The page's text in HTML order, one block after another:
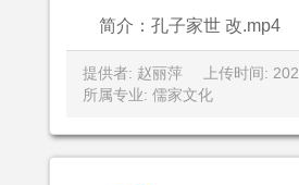
简介：孔子家世 改.mp4
提供者: 赵丽萍
上传时间:
所属专业: 儒家文化